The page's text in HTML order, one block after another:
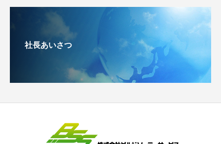
社長あいさつ